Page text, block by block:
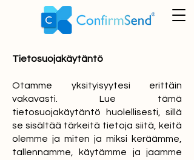
Tietosuojakäytäntö
Otamme yksityisyytesi erittäin
vakavasti. Lue tämä
tietosuojakäytäntö huolellisesti, sillä
se sisältää tärkeitä tietoja siitä, keitä
olemme ja miten ja miksi keräämme,
tallennamme, käytämme ja jaamme